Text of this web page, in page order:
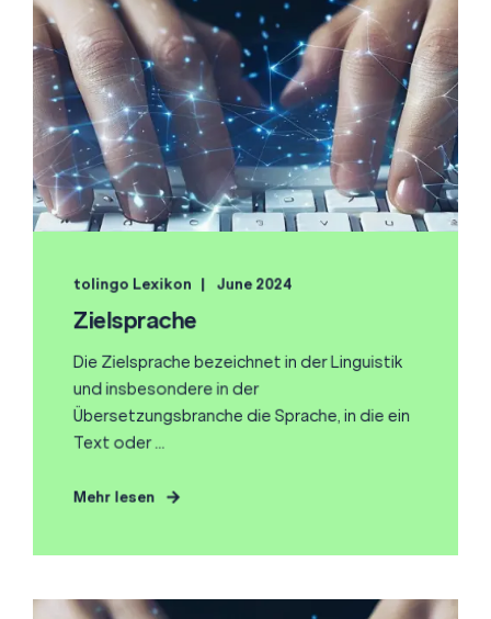
tolingo Lexikon June 2024
Zielsprache
Die Zielsprache bezeichnet in der Linguistik
und insbesondere in der
Übersetzungsbranche die Sprache, in die ein
Text oder ...
Mehr lesen